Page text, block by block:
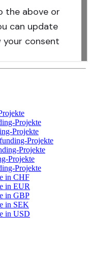
Projekte
Projekte
Projekte
Projekte
Projekte
Projekte
in CHF
in EUR
in GBP
in SEK
in USD